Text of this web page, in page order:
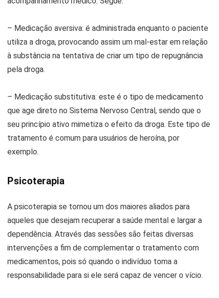
– Medicação aversiva: é administrada enquanto o paciente
utiliza a droga, provocando assim um mal-estar em relação
à substância na tentativa de criar um tipo de repugnância
pela droga.
– Medicação substitutiva: este é o tipo de medicamento
que age direto no Sistema Nervoso Central, sendo que o
seu princípio ativo mimetiza o efeito da droga. Este tipo de
tratamento é comum para usuários de heroína, por
exemplo.
Psicoterapia
A psicoterapia se tornou um dos maiores aliados para
aqueles que desejam recuperar a saúde mental e largar a
dependência. Através das sessões são feitas diversas
intervenções a fim de complementar o tratamento com
medicamentos, pois só quando o indivíduo toma a
responsabilidade para si ele será capaz de vencer o vício.